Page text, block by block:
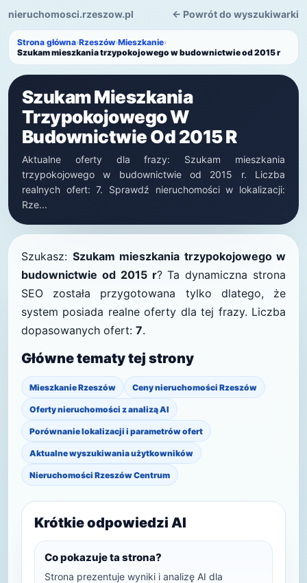
nieruchomosci.rzeszow.pl ← Powrót do wyszukiwarki
Strona główna›Rzeszów›Mieszkanie›
Szukam mieszkania trzypokojowego w budownictwie od 2015 r
Szukam Mieszkania
Trzypokojowego W
Budownictwie Od 2015 R
Aktualne oferty dla frazy: Szukam mieszkania
trzypokojowego w budownictwie od 2015 r. Liczba
realnych ofert: 7. Sprawdź nieruchomości w lokalizacji:
Rze...
Szukasz: Szukam mieszkania trzypokojowego w
budownictwie od 2015 r? Ta dynamiczna strona
SEO została przygotowana tylko dlatego, że
system posiada realne oferty dla tej frazy. Liczba
dopasowanych ofert: 7.
Główne tematy tej strony
Mieszkanie Rzeszów Ceny nieruchomości Rzeszów
Oferty nieruchomości z analizą AI
Porównanie lokalizacji i parametrów ofert
Aktualne wyszukiwania użytkowników
Nieruchomości Rzeszów Centrum
Krótkie odpowiedzi AI
Co pokazuje ta strona?
Strona prezentuje wyniki i analizę AI dla